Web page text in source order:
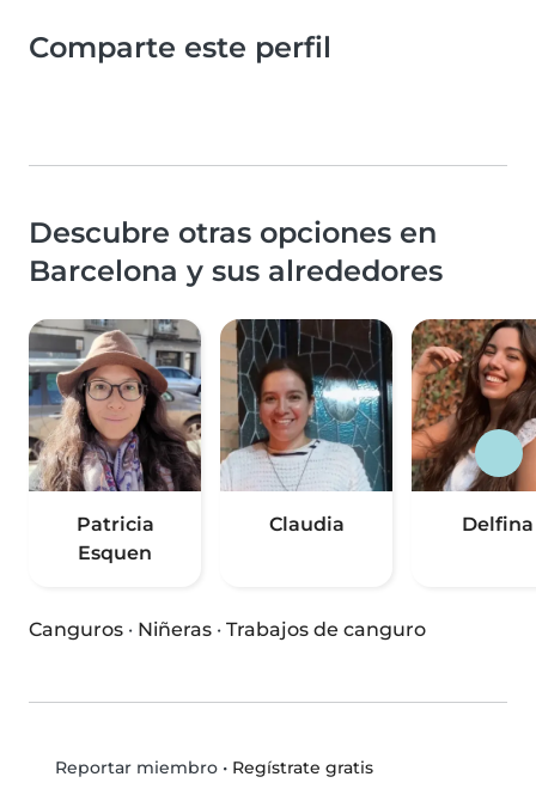
Comparte este perfil
Descubre otras opciones en
Barcelona y sus alrededores
Patricia
Esquen
Claudia Delfina
Canguros · Niñeras · Trabajos de canguro
Reportar miembro• Regístrate gratis